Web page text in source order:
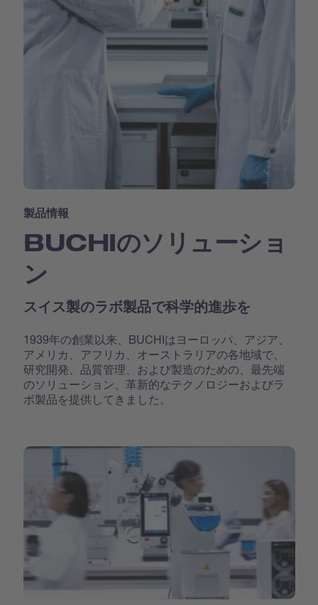
製品情報
BUCHIのソリューショ
ン
スイス製のラボ製品で科学的進歩を
1939年の創業以来、BUCHIはヨーロッパ、アジア、
アメリカ、アフリカ、オーストラリアの各地域で、
研究開発、品質管理、および製造のための、最先端
のソリューション、革新的なテクノロジーおよびラ
ボ製品を提供してきました。